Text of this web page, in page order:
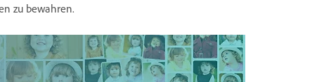
zu bewahren.